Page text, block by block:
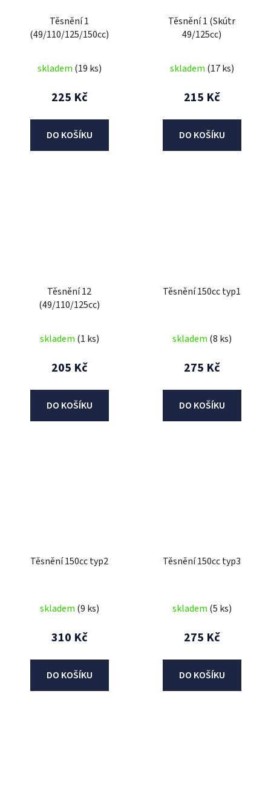
Těsnění 1
(49/110/125/150cc)
skladem (19 ks)
225 Kč
DO KOŠÍKU
Těsnění 1 (Skútr
49/125cc)
skladem (17 ks)
215 Kč
DO KOŠÍKU
Těsnění 12
(49/110/125cc)
skladem (1 ks)
205 Kč
DO KOŠÍKU
Těsnění 150cc typ1
skladem (8 ks)
275 Kč
DO KOŠÍKU
Těsnění 150cc typ2
skladem (9 ks)
310 Kč
DO KOŠÍKU
Těsnění 150cc typ3
skladem (5 ks)
275 Kč
DO KOŠÍKU